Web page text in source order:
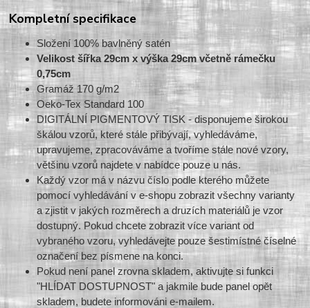
Kompletní specifikace
Složení 100% bavlněný satén
Velikost šířka 29cm x výška 29cm včetně rámečku
0,75cm
Gramáž 170 g/m2
Oeko-Tex Standard 100
DIGITÁLNÍ PIGMENTOVÝ TISK - disponujeme širokou
škálou vzorů, které stále přibývají, vyhledáváme,
upravujeme, zpracováváme a tvoříme stále nové vzory,
většinu vzorů najdete v nabídce pouze u nás.
Každý vzor má v názvu číslo podle kterého můžete
pomocí vyhledávání v e-shopu zobrazit všechny varianty
a zjistit v jakých rozměrech a druzích materiálů je vzor
dostupný. Pokud chcete zobrazit více variant od
vybraného vzoru, vyhledávejte pouze šestimístné číselné
označení bez písmene na konci.
Pokud není panel zrovna skladem, aktivujte si funkci
"HLÍDAT DOSTUPNOST" a jakmile bude panel opět
skladem, budete informováni e-mailem.